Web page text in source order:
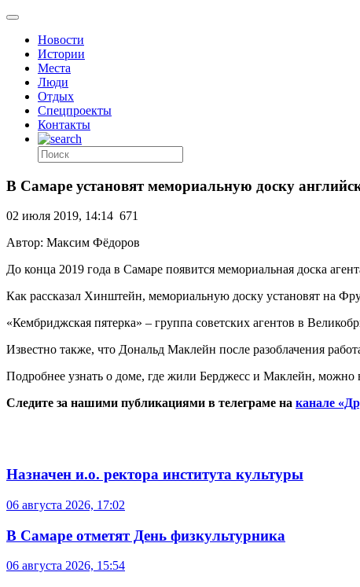
Новости
Истории
Места
Люди
Отдых
Спецпроекты
Контакты
В Самаре установят мемориальную доску
02 июля 2019, 14:14 671
Автор: Максим Фёдоров
До конца 2019 года в Самаре появится мемориальная доска
Как рассказал Хинштейн, мемориальную доску установят на
«Кембриджская пятерка» – группа советских агентов в
Известно также, что Дональд Маклейн после разоблачения
Подробнее узнать о доме, где жили Берджесс и Маклейн, можно
Следите за нашими публикациями в телеграме на канале
Назначен и.о. ректора института культуры
06 августа 2026, 17:02
В Самаре отметят День физкультурника
06 августа 2026, 15:54